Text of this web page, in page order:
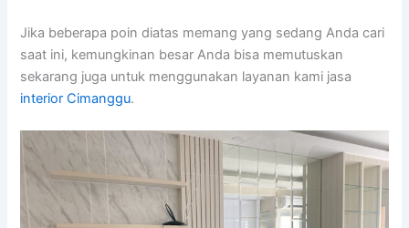
Jika beberapa poin diatas memang yang sedang Anda cari
saat ini, kemungkinan besar Anda bisa memutuskan
sekarang juga untuk menggunakan layanan kami jasa
interior Cimanggu.